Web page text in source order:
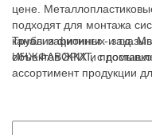
цене.
подходят для монтажа
канализационных и т.д.
объектов ЖКХ и
ассортимент продукции
Трубы и фитинги -
ИНЖФАВОРИТ, с